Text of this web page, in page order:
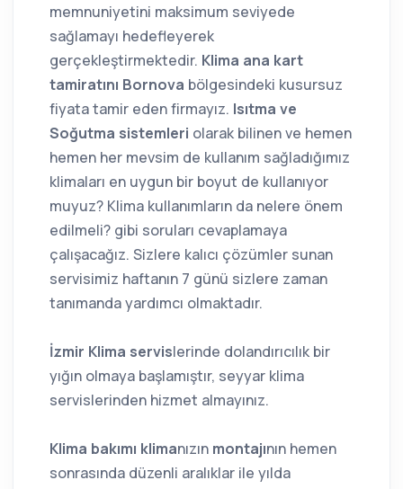
memnuniyetini maksimum seviyede
sağlamayı hedefleyerek
gerçekleştirmektedir. Klima ana kart
tamiratını Bornova bölgesindeki kusursuz
fiyata tamir eden firmayız. Isıtma ve
Soğutma sistemleri olarak bilinen ve hemen
hemen her mevsim de kullanım sağladığımız
klimaları en uygun bir boyut de kullanıyor
muyuz? Klima kullanımların da nelere önem
edilmeli? gibi soruları cevaplamaya
çalışacağız. Sizlere kalıcı çözümler sunan
servisimiz haftanın 7 günü sizlere zaman
tanımanda yardımcı olmaktadır.
İzmir Klima servislerinde dolandırıcılık bir
yığın olmaya başlamıştır, seyyar klima
servislerinden hizmet almayınız.
Klima bakımı klimanızın montajının hemen
sonrasında düzenli aralıklar ile yılda